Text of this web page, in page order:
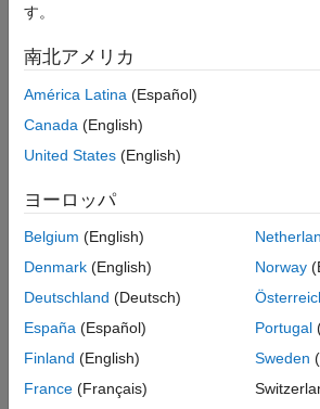
す。
南北アメリカ
América Latina (Español)
Canada (English)
United States (English)
ヨーロッパ
Belgium (English)
Denmark (English)
Deutschland (Deutsch)
España (Español)
Finland (English)
France (Français)
Norway
Portugal
Sweden
トラストセンター
プライバシ
違法コピー防止
アプリケーション ステ
© 1994-2026 The MathWorks, Inc.